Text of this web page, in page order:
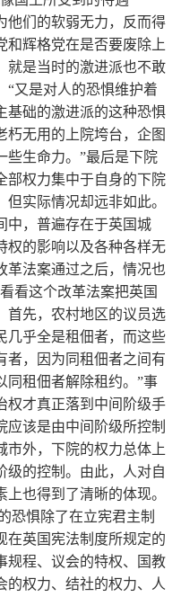
他们的软弱无力，反而得
和辉格党在是否要废除上
就是当时的激进派也不敢
“又是对人的恐惧维护着
基础的激进派的这种恐惧
朽无用的上院垮台，企图
些生命力。”最后是下院
部权力集中于自身的下院
实际情况却远非如此。
中，普遍存在于英国城
权的影响以及各种各样无
革法案通过之后，情况也
看这个改革法案把英国
首先，农村地区的议员选
几乎全是租佃者，而这些
者，因为同租佃者之间有
同租佃者解除租约。”事
权才真正落到中间阶级手
应该是由中间阶级所控制
市外，下院的权力总体上
级的控制。由此，人对自
也得到了清晰的体现。
恐惧除了在立宪君主制
在英国宪法制度所规定的
规程、议会的特权、国教
的权力、结社的权力、人